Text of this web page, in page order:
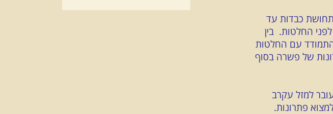
תחושת כבדות עד
החלטות. בין
להתמודד עם החלטות
של פשרה בסוף
למזל עקרב
פתרונות.